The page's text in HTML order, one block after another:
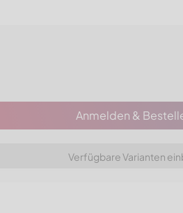
Anmelden &
Verfügbare Varianten